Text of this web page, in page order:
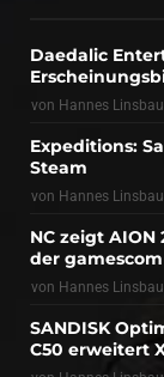
Daedalic
von Hannes
Expeditions:
Steam
von Hannes
NC zeigt AION
der
von Hannes
SANDISK
C50 erweitert